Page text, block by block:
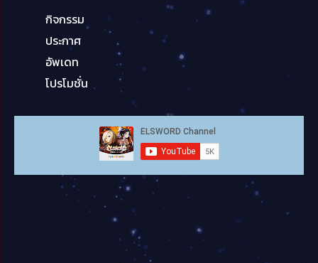
กิจกรรม
ประกาศ
อัพเดท
โปรโมชั่น